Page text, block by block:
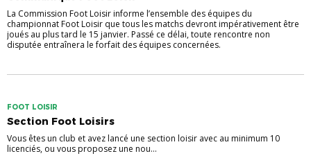
La Commission Foot Loisir informe l’ensemble des équipes du
championnat Foot Loisir que tous les matchs devront impérativement être
joués au plus tard le 15 janvier. Passé ce délai, toute rencontre non
disputée entraînera le forfait des équipes concernées.
FOOT LOISIR
Section Foot Loisirs
Vous êtes un club et avez lancé une section loisir avec au minimum 10
licenciés, ou vous proposez une nou...